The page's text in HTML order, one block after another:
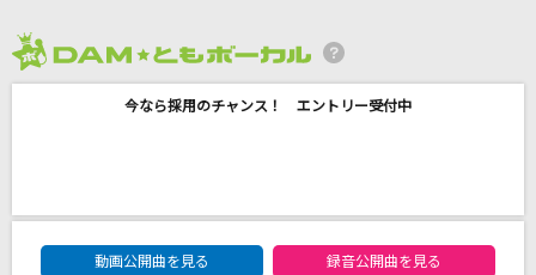
透明人間
今なら採用のチャンス！ エントリー受付中
DAM★ともボーカルエントリーランキング
動画公開曲を見る
録音公開曲を見る